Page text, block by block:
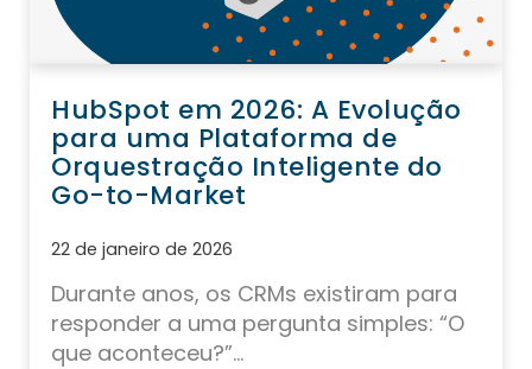
HubSpot em 2026: A Evolução
para uma Plataforma de
Orquestração Inteligente do
Go-to-Market
22 de janeiro de 2026
Durante anos, os CRMs existiram para
responder a uma pergunta simples: “O
que aconteceu?”...